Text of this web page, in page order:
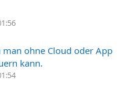
ohne Cloud oder App
kann.